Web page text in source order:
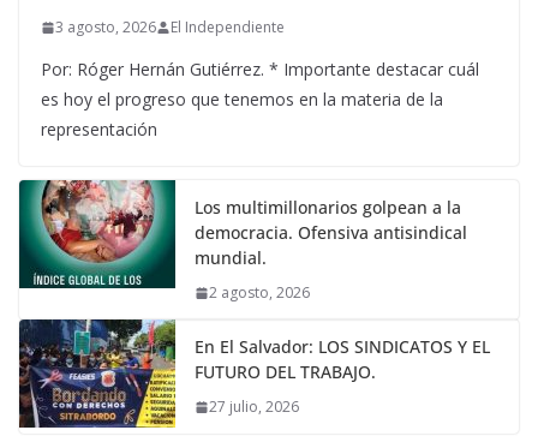
3 agosto, 2026 El Independiente
Por: Róger Hernán Gutiérrez. * Importante destacar cuál
es hoy el progreso que tenemos en la materia de la
representación
Los multimillonarios golpean a la
democracia. Ofensiva antisindical
mundial.
2 agosto, 2026
En El Salvador: LOS SINDICATOS Y EL
FUTURO DEL TRABAJO.
27 julio, 2026